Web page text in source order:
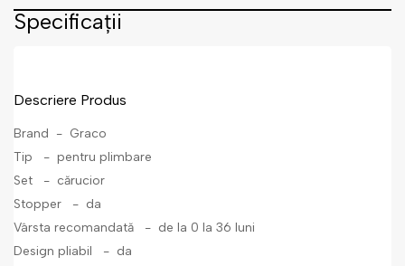
Specificații
Descriere Produs
Brand - Graco
Tip - pentru plimbare
Set - cărucior
Stopper - da
Vârsta recomandată - de la 0 la 36 luni
Design pliabil - da